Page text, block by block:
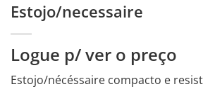
Estojo/necessaire
Logue p/ ver o preço
Estojo/nécéssaire compacto e